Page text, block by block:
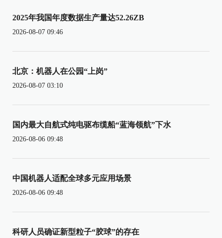
2025年我国年度数据生产量达52.26ZB
2026-08-07 09:46
北京：机器人在公园“上岗”
2026-08-07 03:10
国内最大自航式纯电驱布缆船“蓝海领航”下水
2026-08-06 09:48
中国机器人适配全球多元应用场景
2026-08-06 09:48
科研人员确证新型粒子“胶球”的存在